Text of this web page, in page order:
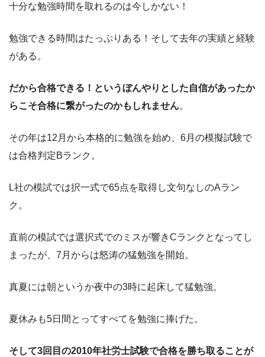
十分な勉強時間を取れるのは今しかない！
勉強できる時間はたっぷりある！そして去年の実績と経験
がある。
だから合格できる！というぼんやりとした自信があったか
らこそ合格に繋がったのかもしれません。
その年は12月から本格的に勉強を始め、6月の模擬試験で
は合格判定Bランク。
L社の模試では択一式で65点を取得し文句なしのAラン
ク。
直前の模試では選択式でのミスが響きCランクとなってし
まったが、7月からは怒涛の猛勉強を開始。
真夏には朝というか夜中の3時に起床して猛勉強。
夏休みも5日間とってすべてを勉強に捧げた。
そして3回目の2010年社労士試験で合格を勝ち取ることが